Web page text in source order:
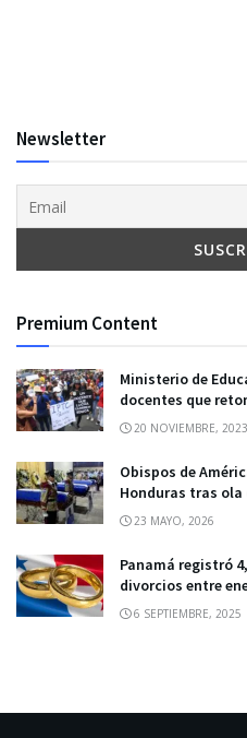
Newsletter
Premium Content
Ministerio de
docentes que
20 NOVIEMBRE, 2023
Obispos de
Honduras tras ola
23 MAYO, 2026
Panamá registró
divorcios entre
6 SEPTIEMBRE, 2025